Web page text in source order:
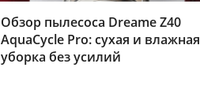
Обзор пылесоса Dreame Z40
AquaCycle Pro: сухая и влажная
уборка без усилий